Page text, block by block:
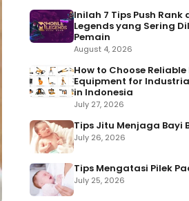
Inilah 7 Tips Push Rank
Legends yang Sering
Pemain
August 4, 2026
How to Choose
Equipment for
in Indonesia
July 27, 2026
Tips Jitu Menjaga Bayi
July 26, 2026
Tips Mengatasi Pilek
July 25, 2026